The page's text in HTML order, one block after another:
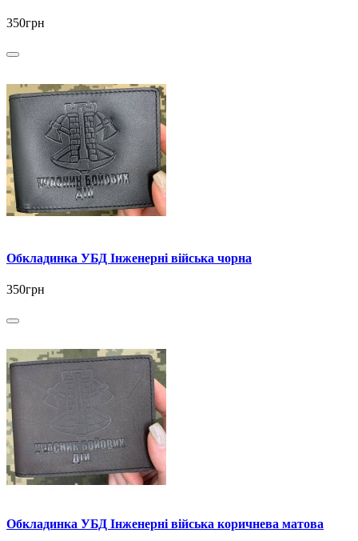
350грн
Обкладинка УБД Інженерні війська чорна
350грн
Обкладинка УБД Інженерні війська коричнева матова